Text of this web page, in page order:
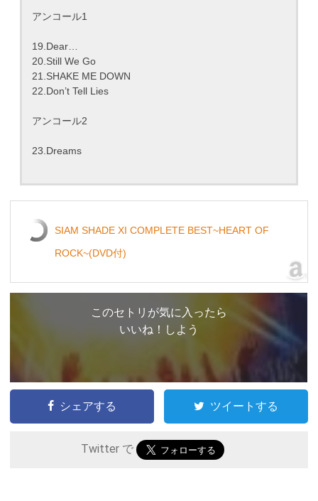
アンコール1
19.Dear…
20.Still We Go
21.SHAKE ME DOWN
22.Don’t Tell Lies
アンコール2
23.Dreams
SIAM SHADE XI COMPLETE BEST~HEART OF
ROCK~(DVD付)
このセトリが気に入ったら
いいね！しよう
シェアする ツイートする
Twitter で